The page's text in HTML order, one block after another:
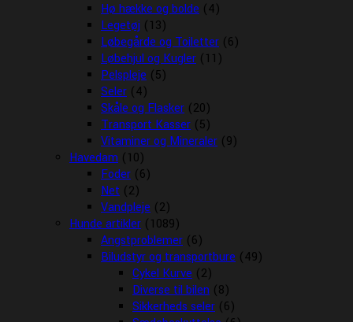
Hø hække og bolde (4)
Legetøj (13)
Løbegårde og Toiletter (6)
Løbehjul og Kugler (11)
Pelspleje (5)
Seler (4)
Skåle og Flasker (20)
Transport Kasser (5)
Vitaminer og Mineraler (9)
Havedam (10)
Foder (6)
Net (2)
Vandpleje (2)
Hunde artikler (1089)
Angstproblemer (6)
Biludstyr og transportbure (49)
Cykel Kurve (2)
Diverse til bilen (8)
Sikkerheds seler (6)